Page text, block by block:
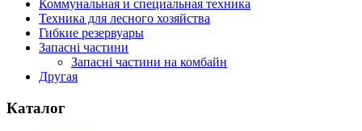
Коммунальная и специальная техника
Техника для лесного хозяйства
Гибкие резервуары
Запасні частини
Запасні частини на комбайн
Другая
Каталог